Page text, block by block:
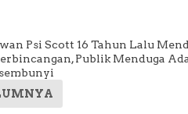
Psi Scott 16 Tahun Lalu
Publik Menduga